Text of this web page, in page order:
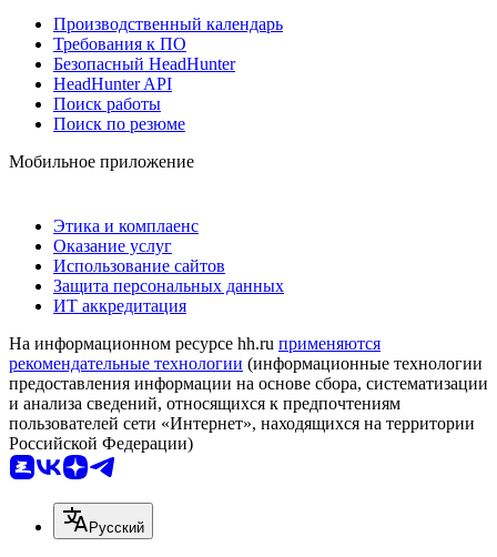
Производственный календарь
Требования к ПО
Безопасный HeadHunter
HeadHunter API
Поиск работы
Поиск по резюме
Мобильное приложение
Этика и комплаенс
Оказание услуг
Использование сайтов
Защита персональных данных
ИТ аккредитация
На информационном ресурсе hh.ru применяются
рекомендательные технологии (информационные технологии
предоставления информации на основе сбора, систематизации
и анализа сведений, относящихся к предпочтениям
пользователей сети «Интернет», находящихся на территории
Российской Федерации)
Русский